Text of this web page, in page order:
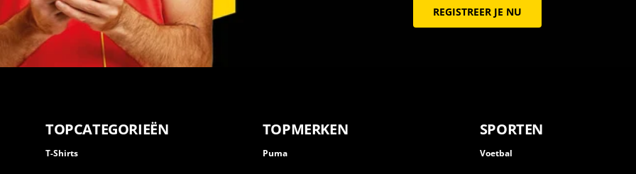
REGISTREER JE NU
TOPCATEGORIEËN
T-Shirts
TOPMERKEN
Puma
SPORTEN
Voetbal